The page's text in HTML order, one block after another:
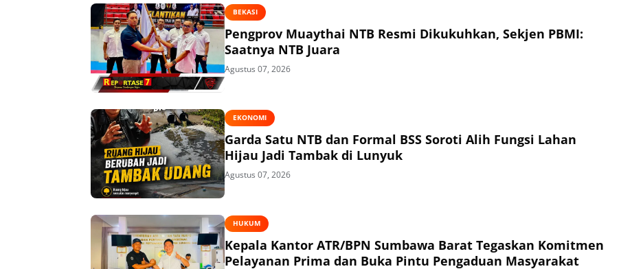
BEKASI
Pengprov Muaythai NTB Resmi Dikukuhkan, Sekjen PBMI:
Saatnya NTB Juara
Agustus 07, 2026
EKONOMI
Garda Satu NTB dan Formal BSS Soroti Alih Fungsi Lahan
Hijau Jadi Tambak di Lunyuk
Agustus 07, 2026
HUKUM
Kepala Kantor ATR/BPN Sumbawa Barat Tegaskan Komitmen
Pelayanan Prima dan Buka Pintu Pengaduan Masyarakat